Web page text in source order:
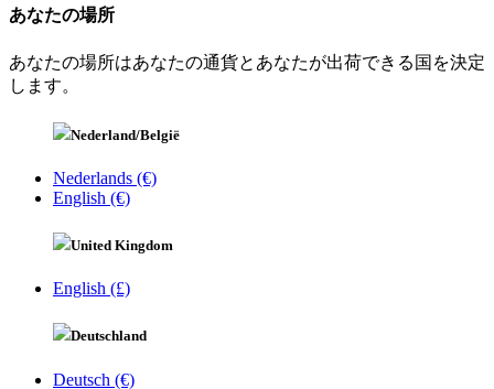
あなたの場所
あなたの場所はあなたの通貨とあなたが出荷できる国を決定
します。
Nederland/België
Nederlands (€)
English (€)
United Kingdom
English (£)
Deutschland
Deutsch (€)